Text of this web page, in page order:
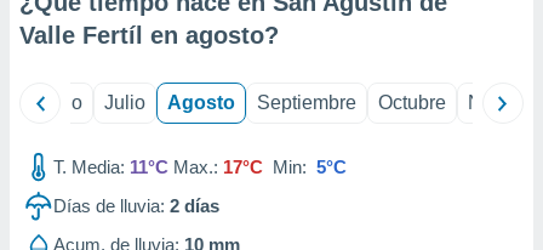
e
publicidad
Valle Fertíl en agosto?
Junio Julio Agosto Septiembre Octubre
T. Media: 11°C Max.: 17°C Min: 5°C
Días de lluvia: 2 días
Acum. de lluvia: 10 mm